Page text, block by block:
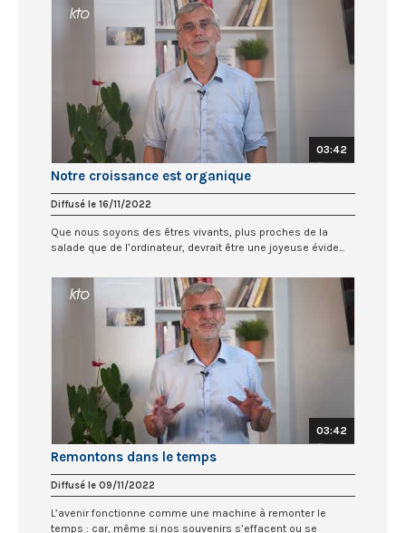
03:42
Notre croissance est organique
Diffusé le 16/11/2022
Que nous soyons des êtres vivants, plus proches de la
salade que de l’ordinateur, devrait être une joyeuse évide...
03:42
Remontons dans le temps
Diffusé le 09/11/2022
L’avenir fonctionne comme une machine à remonter le
temps : car, même si nos souvenirs s’effacent ou se